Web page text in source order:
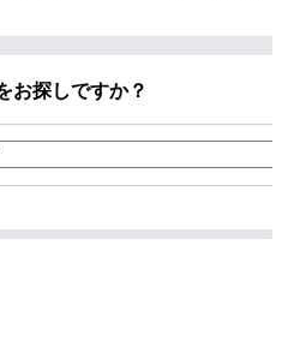
お探しですか？